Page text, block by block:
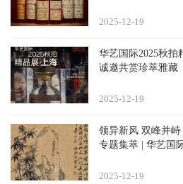
19
2025-12
华艺国际2025秋拍
诚邀共赏珍萃雅藏
19
2025-12
领异新风 双峰并
专题集萃 | 华艺国
19
2025-12